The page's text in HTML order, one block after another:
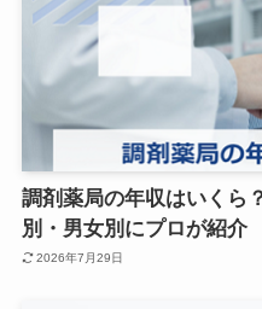
調剤薬局の年収はいくら
別・男女別にプロが紹介
2026年7月29日